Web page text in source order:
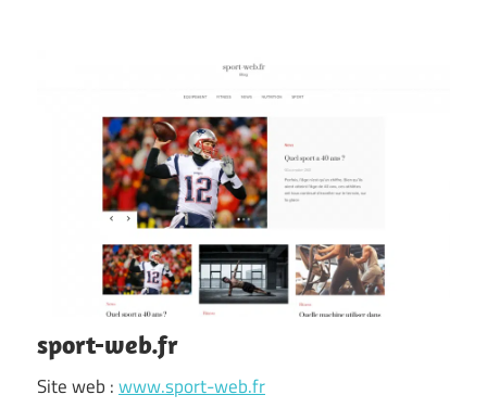
sport-web.fr
Site web :www.sport-web.fr